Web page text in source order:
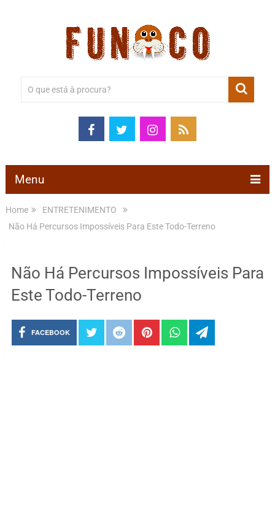
Menu
Home
ENTRETENIMENTO
Não Há Percursos Impossíveis Para Este Todo-Terreno
Não Há Percursos Impossíveis Para
Este Todo-Terreno
FACEBOOK